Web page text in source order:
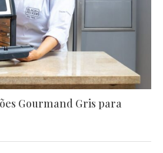
Gourmand Gris para